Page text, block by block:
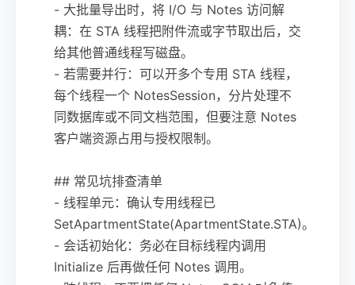
- 大批量导出时，将 I/O 与 Notes 访问解
耦：在 STA 线程把附件流或字节取出后，交
给其他普通线程写磁盘。
- 若需要并行：可以开多个专用 STA 线程，
每个线程一个 NotesSession，分片处理不
同数据库或不同文档范围，但要注意 Notes
客户端资源占用与授权限制。
## 常见坑排查清单
- 线程单元：确认专用线程已
SetApartmentState(ApartmentState.STA)。
- 会话初始化：务必在目标线程内调用
Initialize 后再做任何 Notes 调用。